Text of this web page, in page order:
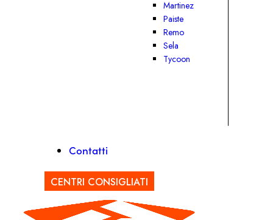
Martinez
Paiste
Remo
Sela
Tycoon
Contatti
CENTRI CONSIGLIATI